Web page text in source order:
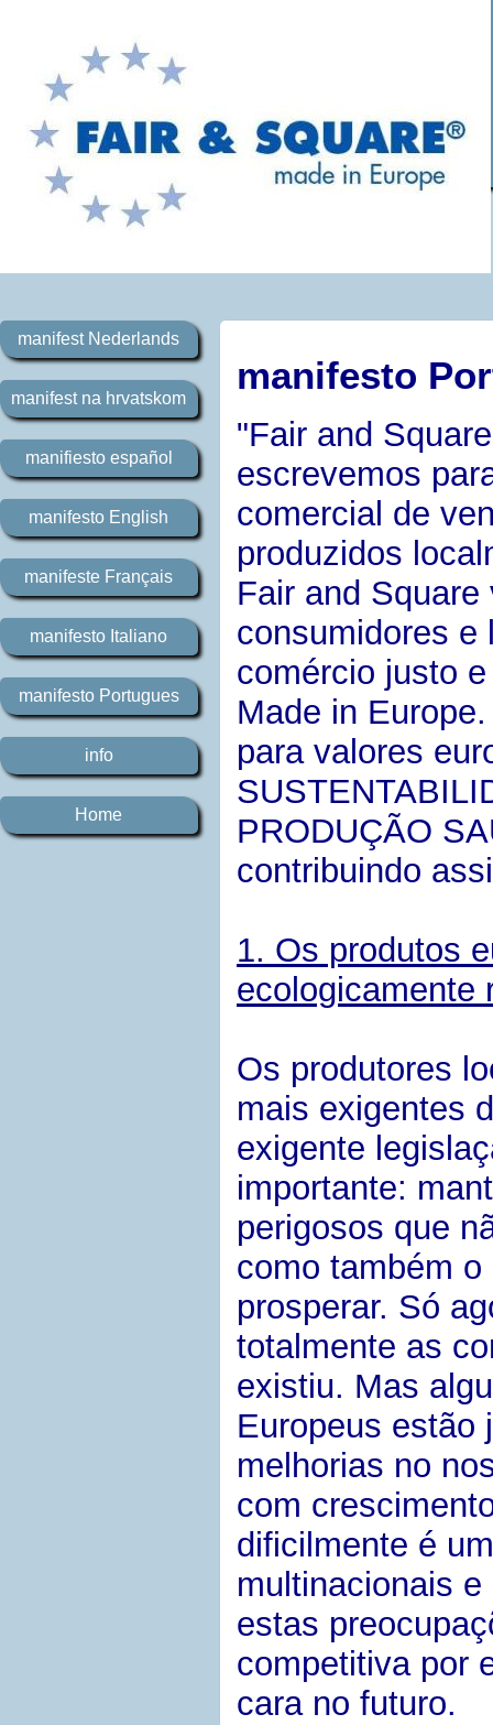
manifesto
"Fair and
escrevemos
comercial de
produzidos
Fair and
consumidores e
comércio justo
Made in
para valores
PRODUÇÃO
contribuindo
1. Os produtos
ecologicamente
Os produtores
mais exigentes
exigente
importante:
perigosos que
como também
prosperar. Só
totalmente as
existiu. Mas
Europeus estão
melhorias no
com
dificilmente é
multinacionais
estas
competitiva por
cara no futuro.
manifest Nederlands
manifest na hrvatskom
manifiesto español
manifesto English
manifeste Français
manifesto Italiano
manifesto Portugues
info
Home